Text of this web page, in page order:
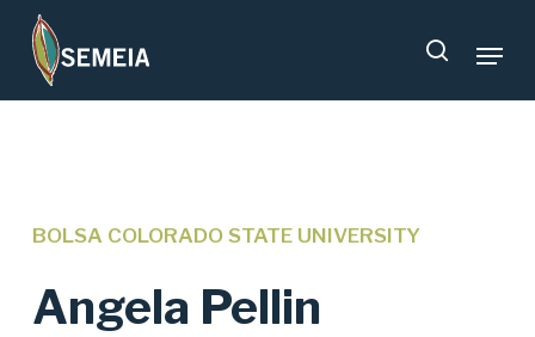
Skip
main
content
Menu
BOLSA COLORADO STATE UNIVERSITY
Angela Pellin